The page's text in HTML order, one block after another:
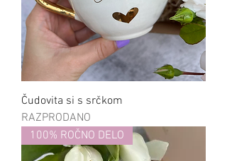
Čudovita si s srčkom
RAZPRODANO
100% ROČNO DELO